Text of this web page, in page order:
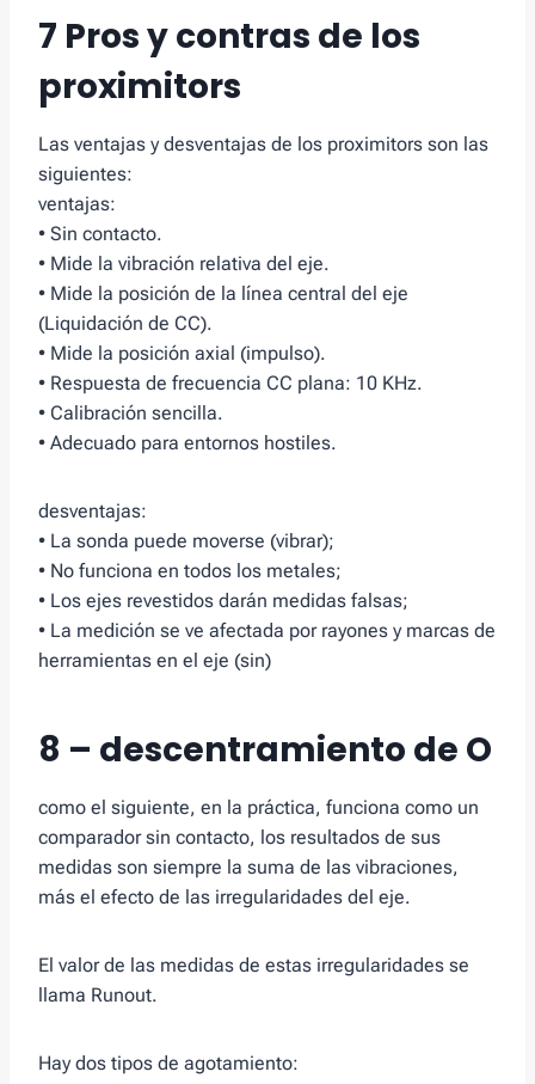
7 Pros y contras de los
proximitors
Las ventajas y desventajas de los proximitors son las
siguientes:
ventajas:
• Sin contacto.
• Mide la vibración relativa del eje.
• Mide la posición de la línea central del eje
(Liquidación de CC).
• Mide la posición axial (impulso).
• Respuesta de frecuencia CC plana: 10 KHz.
• Calibración sencilla.
• Adecuado para entornos hostiles.
desventajas:
• La sonda puede moverse (vibrar);
• No funciona en todos los metales;
• Los ejes revestidos darán medidas falsas;
• La medición se ve afectada por rayones y marcas de
herramientas en el eje (sin)
8 – descentramiento de O
como el siguiente, en la práctica, funciona como un
comparador sin contacto, los resultados de sus
medidas son siempre la suma de las vibraciones,
más el efecto de las irregularidades del eje.
El valor de las medidas de estas irregularidades se
llama Runout.
Hay dos tipos de agotamiento: